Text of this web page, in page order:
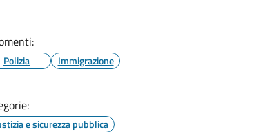
Polizia Immigrazione
e sicurezza pubblica